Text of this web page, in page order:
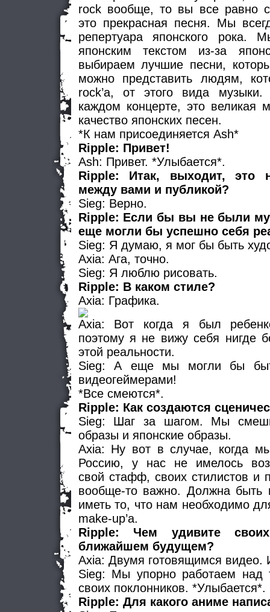
rock вообще, то вы все равно
это прекрасная песня. Мы
репертуара японского рока.
японским текстом из-за
выбираем лучшие песни,
можно представить людям,
rock’a, от этого вида
каждом концерте, это великая
качество японских песен.
*К нам присоединяется Ash*
Ripple: Привет!
Ash: Привет. *Улыбается*.
Ripple: Итак, выходит, это
между вами и публикой?
Sieg: Верно.
Ripple: Если бы вы не были
еще могли бы успешно себя
Sieg: Я думаю, я мог бы быть
Axia: Ага, точно.
Sieg: Я люблю рисовать.
Ripple: В каком стиле?
Axia: Графика.
Axia: Вот когда я был
поэтому я не вижу себя нигде
этой реальности.
Sieg: А еще мы могли бы
видеогеймерами!
*Все смеются*.
Ripple: Как создаются
Sieg: Шаг за шагом. Мы
образы и японские образы.
Axia: Ну вот в случае, когда
Россию, у нас не имелось
свой стафф, своих стилистов и
вообще-то важно. Должна быть
иметь то, что нам необходимо
make-up’а.
Ripple: Чем удивите
ближайшем будущем?
Axia: Двумя готовящимся
Sieg: Мы упорно работаем над
своих поклонников. *Улыбается*.
Ripple: Для какого аниме